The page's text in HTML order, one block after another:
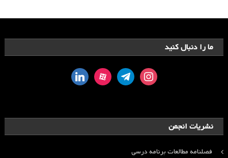
ما را دنبال کنید
instagram
telegram
aparat
linkedin
نشریات انجمن
فصلنامه مطالعات برنامه درسی